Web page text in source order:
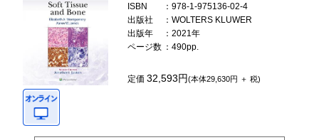
ISBN
：978-1-975136-02-4
出版社
：WOLTERS KLUWER
出版年
：2021年
ページ数 ：490pp.
定価32,593円(本体29,630円 ＋ 税)